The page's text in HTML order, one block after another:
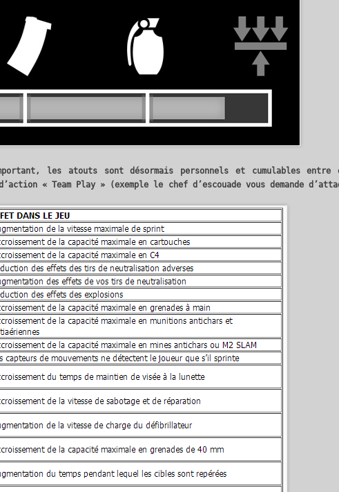
les atouts sont désormais personnels et cumulables entre
« Team Play » (exemple le chef d’escouade vous demande